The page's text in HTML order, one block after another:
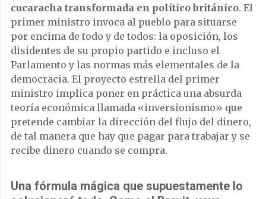
cucaracha transformada en político británico. El
primer ministro invoca al pueblo para situarse
por encima de todo y de todos: la oposición, los
disidentes de su propio partido e incluso el
Parlamento y las normas más elementales de la
democracia. El proyecto estrella del primer
ministro implica poner en práctica una absurda
teoría económica llamada «inversionismo» que
pretende cambiar la dirección del flujo del dinero,
de tal manera que hay que pagar para trabajar y se
recibe dinero cuando se compra.
Una fórmula mágica que supuestamente lo